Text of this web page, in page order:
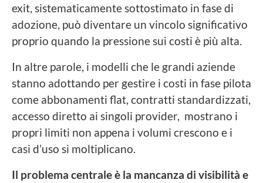
exit, sistematicamente sottostimato in fase di
adozione, può diventare un vincolo significativo
proprio quando la pressione sui costi è più alta.
In altre parole, i modelli che le grandi aziende
stanno adottando per gestire i costi in fase pilota
come abbonamenti flat, contratti standardizzati,
accesso diretto ai singoli provider, mostrano i
propri limiti non appena i volumi crescono e i
casi d’uso si moltiplicano.
Il problema centrale è la mancanza di visibilità e